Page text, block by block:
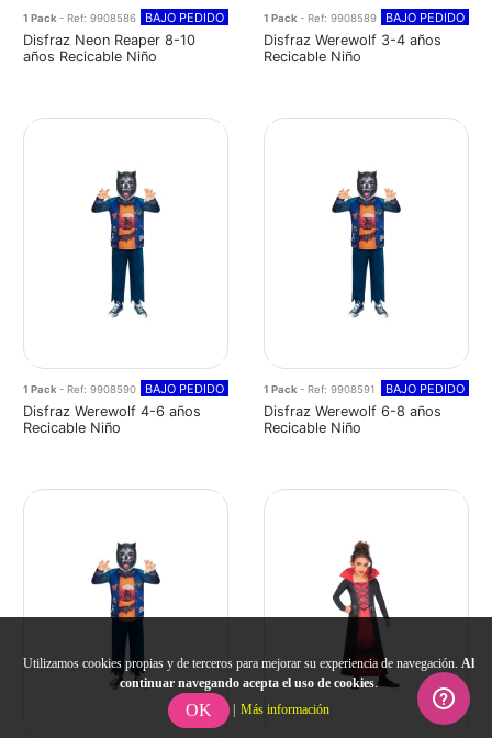
1 Pack - Ref: 9908586 BAJO PEDIDO
Disfraz Neon Reaper 8-10
años Recicable Niño
1 Pack - Ref: 9908589 BAJO PEDIDO
Disfraz Werewolf 3-4 años
Recicable Niño
1 Pack- Ref: 9908590 BAJO PEDIDO
Disfraz Werewolf 4-6 años
Recicable Niño
1 Pack- Ref: 9908591 BAJO PEDIDO
Disfraz Werewolf 6-8 años
Recicable Niño
Utilizamos cookies propias y de terceros para mejorar su experiencia de navegación. Al
continuar navegando acepta el uso de cookies.
OK | Más información